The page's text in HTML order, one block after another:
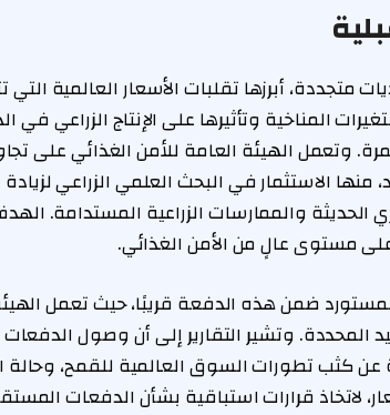
متجددة، أبرزها تقلبات الأسعار العالمية التي
المناخية وتأثيرها على الإنتاج الزراعي في
وتعمل الهيئة العامة للأمن الغذائي على
الاستثمار في البحث العلمي الزراعي لزيادة
الحديثة والممارسات الزراعية المستدامة.
على مستوى عالٍ من الأمن الغذائي.
ضمن هذه الدفعة قريبًا، حيث تعمل
وتشير التقارير إلى أن وصول
عن كثب تطورات السوق العالمية للقمح،
لاتخاذ قرارات استباقية بشأن الدفعات